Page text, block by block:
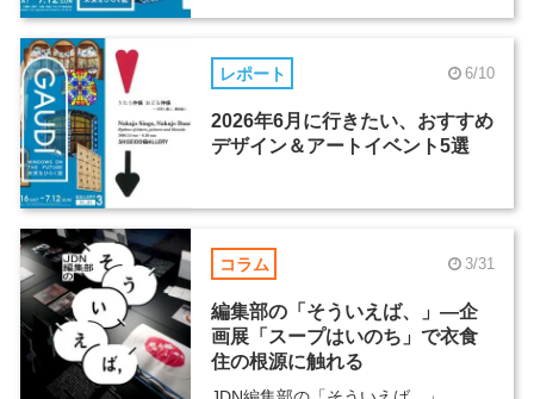
レポート 6/10
2026年6月に行きたい、おすすめ
デザイン＆アートイベント5選
コラム 3/31
編集部の「そういえば、」―企
画展「スープはいのち」で衣食
住の根源に触れる